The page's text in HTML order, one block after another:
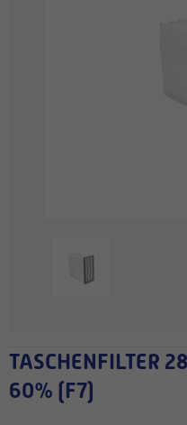
TASCHENFILTER 287x440-635/3 ePM1
60% (F7)